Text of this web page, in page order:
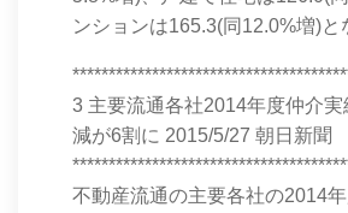
ンションは165.3(同12.0%増)と
3 主要流通各社2014年度仲
減が6割に 2015/5/27 朝日新聞
不動産流通の主要各社の2014